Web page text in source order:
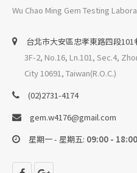
Wu Chao Ming Gem Testing
台北巿大安區忠孝東路四段101
3F-2, No.16, Ln.101, Sec.4,
City 10691, Taiwan(R.O.C.)
(02)2731-4174
gem.w4176@gmail.com
星期一 - 星期五: 09:00 - 18:00